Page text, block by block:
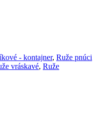
- kontajner, Ruže pnúci
vráskavé, Ruže